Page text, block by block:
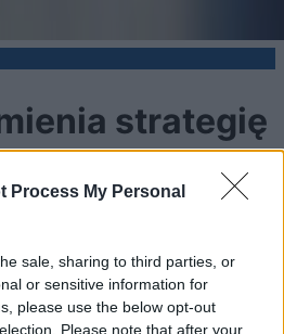
Process My Personal
sale, sharing to third parties, or
or sensitive information for
please use the below opt-out
Please note that after your
strategię
od